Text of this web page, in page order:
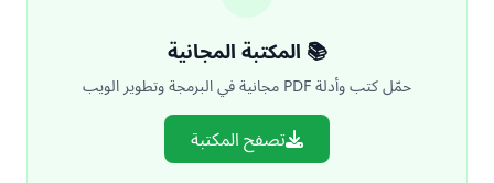
📚 المكتبة المجانية
حمّل كتب وأدلة PDF مجانية في البرمجة وتطوير الويب
تصفح المكتبة